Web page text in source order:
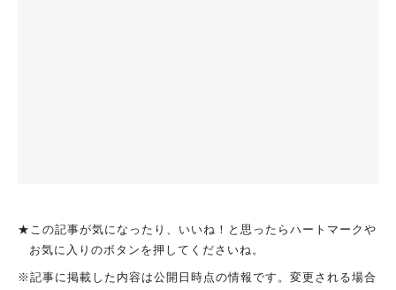
★この記事が気になったり、いいね！と思ったらハートマークや
お気に入りのボタンを押してくださいね。
※記事に掲載した内容は公開日時点の情報です。変更される場合